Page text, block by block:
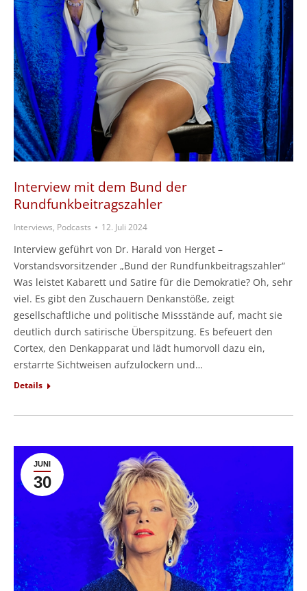
Interview mit dem Bund der
Rundfunkbeitragszahler
Interviews, Podcasts 12. Juli 2024
Interview geführt von Dr. Harald von Herget –
Vorstandsvorsitzender „Bund der Rundfunkbeitragszahler“
Was leistet Kabarett und Satire für die Demokratie? Oh, sehr
viel. Es gibt den Zuschauern Denkanstöße, zeigt
gesellschaftliche und politische Missstände auf, macht sie
deutlich durch satirische Überspitzung. Es befeuert den
Cortex, den Denkapparat und lädt humorvoll dazu ein,
erstarrte Sichtweisen aufzulockern und…
Details
JUNI
30